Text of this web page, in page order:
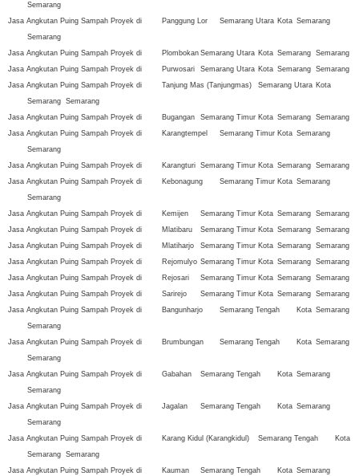
Semarang
Jasa Angkutan Puing Sampah Proyek di
Panggung Lor Semarang Utara Kota Semarang
Semarang
Jasa Angkutan Puing Sampah Proyek di
Plombokan Semarang Utara Kota Semarang Semarang
Jasa Angkutan Puing Sampah Proyek di
Purwosari Semarang Utara Kota Semarang Semarang
Jasa Angkutan Puing Sampah Proyek di
Tanjung Mas (Tanjungmas) Semarang Utara Kota
Semarang Semarang
Jasa Angkutan Puing Sampah Proyek di
Bugangan Semarang Timur Kota Semarang Semarang
Jasa Angkutan Puing Sampah Proyek di
Karangtempel Semarang Timur Kota Semarang
Semarang
Jasa Angkutan Puing Sampah Proyek di
Karangturi Semarang Timur Kota Semarang Semarang
Jasa Angkutan Puing Sampah Proyek di
Kebonagung Semarang Timur Kota Semarang
Semarang
Jasa Angkutan Puing Sampah Proyek di
Kemijen Semarang Timur Kota Semarang Semarang
Jasa Angkutan Puing Sampah Proyek di
Mlatibaru Semarang Timur Kota Semarang Semarang
Jasa Angkutan Puing Sampah Proyek di
Mlatiharjo Semarang Timur Kota Semarang Semarang
Jasa Angkutan Puing Sampah Proyek di
Rejomulyo Semarang Timur Kota Semarang Semarang
Jasa Angkutan Puing Sampah Proyek di
Rejosari Semarang Timur Kota Semarang Semarang
Jasa Angkutan Puing Sampah Proyek di
Sarirejo Semarang Timur Kota Semarang Semarang
Jasa Angkutan Puing Sampah Proyek di
Bangunharjo Semarang Tengah Kota Semarang
Semarang
Jasa Angkutan Puing Sampah Proyek di
Brumbungan Semarang Tengah Kota Semarang
Semarang
Jasa Angkutan Puing Sampah Proyek di
Gabahan Semarang Tengah Kota Semarang
Semarang
Jasa Angkutan Puing Sampah Proyek di
Jagalan Semarang Tengah Kota Semarang
Semarang
Jasa Angkutan Puing Sampah Proyek di
Karang Kidul (Karangkidul) Semarang Tengah
Kota
Semarang Semarang
Jasa Angkutan Puing Sampah Proyek di
Kauman Semarang Tengah Kota Semarang